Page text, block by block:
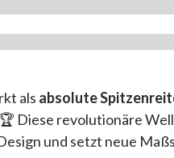
als absolute
Diese revolutionäre
und setzt neue